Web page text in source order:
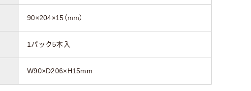
90×204×15（mm）
1パック5本入
W90×D206×H15mm